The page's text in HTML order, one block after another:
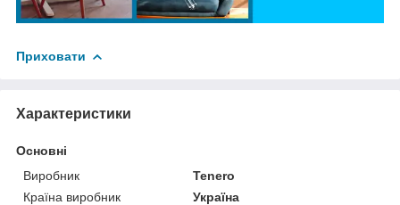
Приховати
Характеристики
Основні
Виробник
Tenero
Країна виробник
Україна